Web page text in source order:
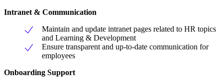
Intranet & Communication
Maintain and update intranet pages related to HR topics
and Learning & Development
Ensure transparent and up-to-date communication for
employees
Onboarding Support